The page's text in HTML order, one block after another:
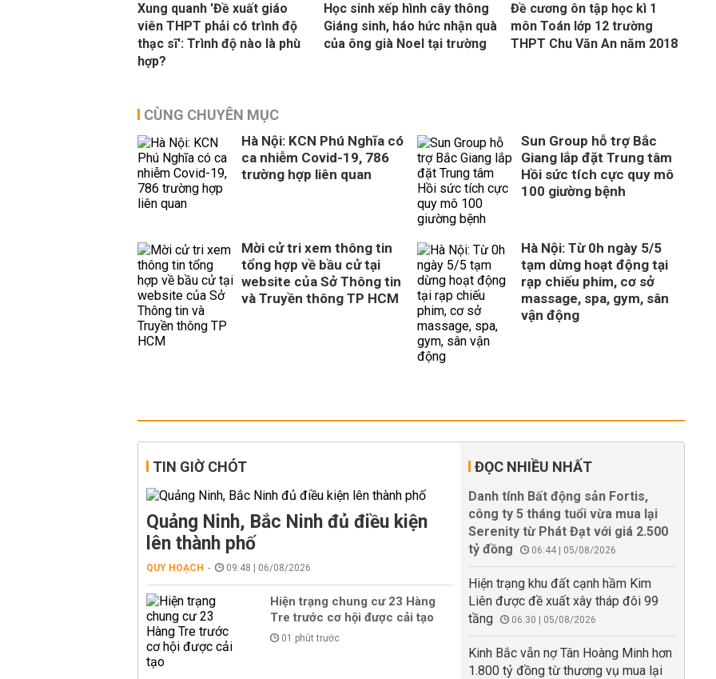
Xung quanh 'Đề xuất giáo
viên THPT phải có trình độ
thạc sĩ': Trình độ nào là phù
hợp?
Học sinh xếp hình cây thông
Giáng sinh, háo hức nhận quà
của ông già Noel tại trường
Đề cương ôn tập học kì 1
môn Toán lớp 12 trường
THPT Chu Văn An năm 2018
CÙNG CHUYÊN MỤC
Hà Nội: KCN Phú Nghĩa có
ca nhiễm Covid-19, 786
trường hợp liên quan
Sun Group hỗ trợ Bắc
Giang lắp đặt Trung tâm
Hồi sức tích cực quy mô
100 giường bệnh
Mời cử tri xem thông tin
tổng hợp về bầu cử tại
website của Sở Thông tin
và Truyền thông TP HCM
Hà Nội: Từ 0h ngày 5/5
tạm dừng hoạt động tại
rạp chiếu phim, cơ sở
massage, spa, gym, sân
vận động
TIN GIỜ CHÓT
Quảng Ninh, Bắc Ninh đủ điều kiện
lên thành phố
QUY HOẠCH 09:48 | 06/08/2026
Hiện trạng chung cư 23 Hàng
Tre trước cơ hội được cải tạo
01 phút trước
ĐỌC NHIỀU NHẤT
Danh tính Bất động sản Fortis,
công ty 5 tháng tuổi vừa mua lại
Serenity từ Phát Đạt với giá 2.500
tỷ đồng
06:44 | 05/08/2026
Hiện trạng khu đất cạnh hầm Kim
Liên được đề xuất xây tháp đôi 99
tầng
06:30 | 05/08/2026
Kinh Bắc vẫn nợ Tân Hoàng Minh hơn
1.800 tỷ đồng từ thương vụ mua lại